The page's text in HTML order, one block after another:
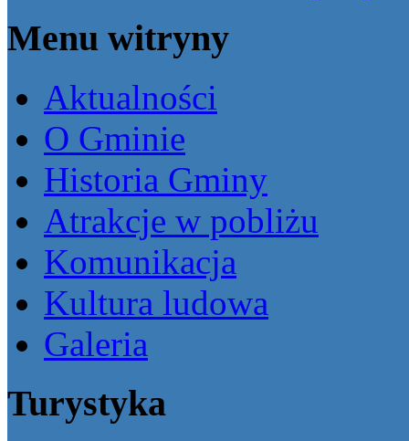
Menu witryny
Aktualności
O Gminie
Historia Gminy
Atrakcje w pobliżu
Komunikacja
Kultura ludowa
Galeria
Turystyka